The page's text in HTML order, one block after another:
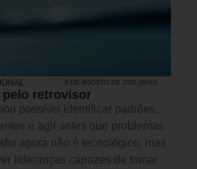
8 DE AGOSTO DE 2026 08H00
pelo retrovisor
possível identificar padrões,
e agir antes que problemas
agora não é tecnológico, mas
lideranças capazes de tomar